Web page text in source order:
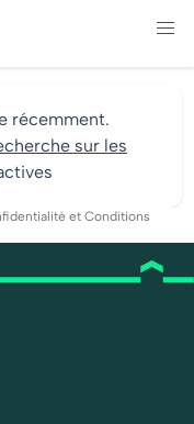
récemment.
sur les
et Conditions